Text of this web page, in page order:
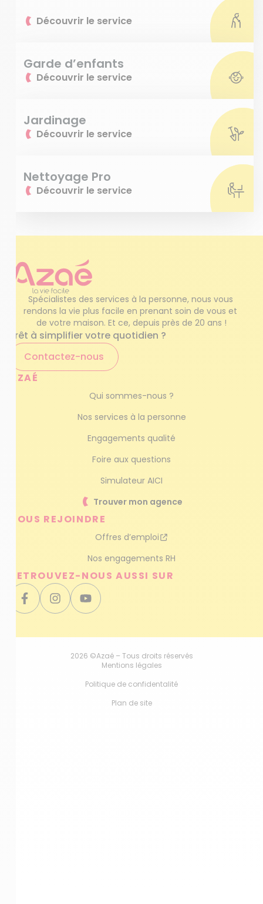
Découvrir le service
Garde d’enfants
Découvrir le service
Jardinage
Découvrir le service
Nettoyage Pro
Découvrir le service
Spécialistes des services à la personne, nous vous
rendons la vie plus facile en prenant soin de vous et
de votre maison. Et ce, depuis près de 20 ans !
Prêt à simplifier votre quotidien ?
Contactez-nous
AZAÉ
Qui sommes-nous ?
Nos services à la personne
Engagements qualité
Foire aux questions
Simulateur AICI
Trouver mon agence
NOUS REJOINDRE
Offres d’emploi
Nos engagements RH
RETROUVEZ-NOUS AUSSI SUR
2026 ©Azaé – Tous droits réservés
Mentions légales
Politique de confidentalité
Plan de site